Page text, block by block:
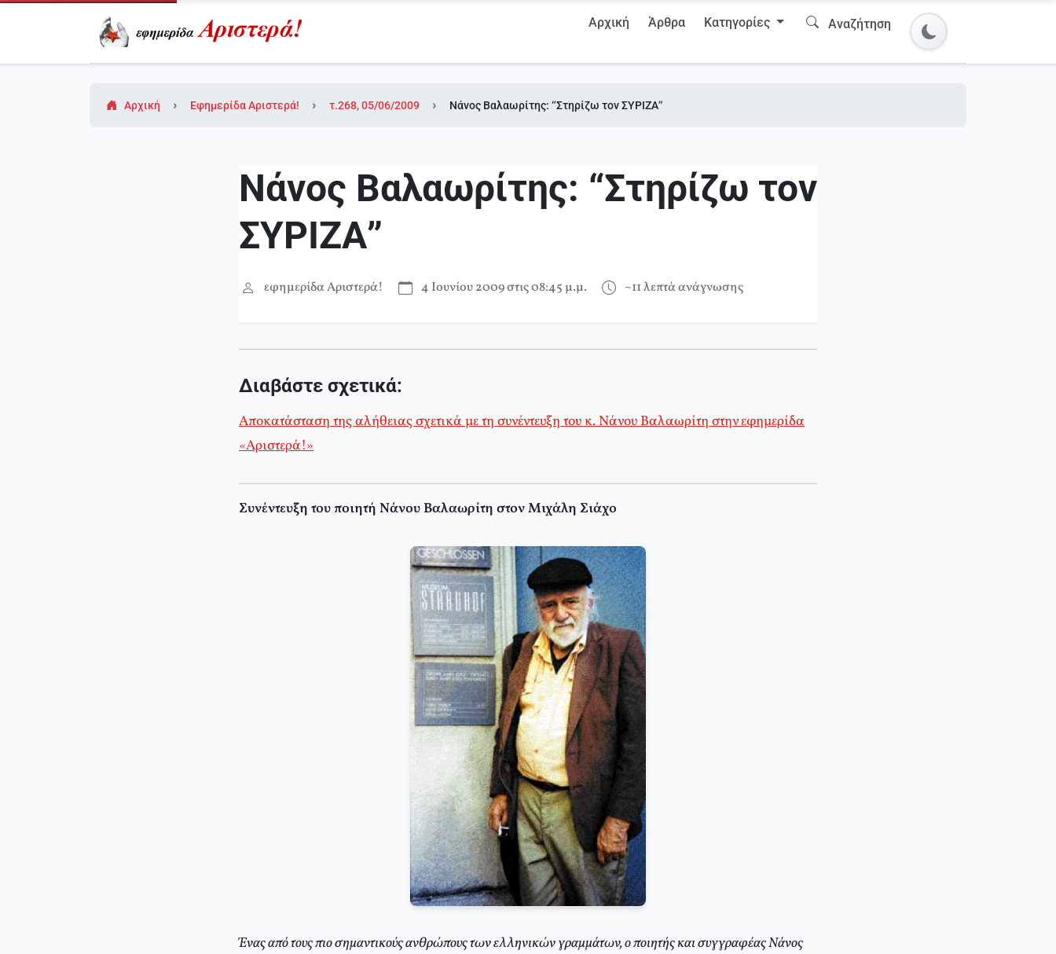
Αρχική Άρθρα Κατηγορίες Αναζήτηση
Αρχική Εφημερίδα Αριστερά! τ.268, 05/06/2009 Νάνος Βαλαωρίτης: “Στηρίζω τον ΣΥΡΙΖΑ”
Νάνος Βαλαωρίτης: “Στηρίζω τον
ΣΥΡΙΖΑ”
εφημερίδα Αριστερά! 4 Ιουνίου 2009 στις 08:45 μ.μ. ~11 λεπτά ανάγνωσης
Διαβάστε σχετικά:
Αποκατάσταση της αλήθειας σχετικά με τη συνέντευξη του κ. Νάνου Βαλαωρίτη στην εφημερίδα
«Αριστερά!»
Συνέντευξη του ποιητή Νάνου Βαλαωρίτη στον Μιχάλη Σιάχο
Ένας από τους πιο σημαντικούς ανθρώπους των ελληνικών γραμμάτων, ο ποιητής και συγγραφέας Νάνος